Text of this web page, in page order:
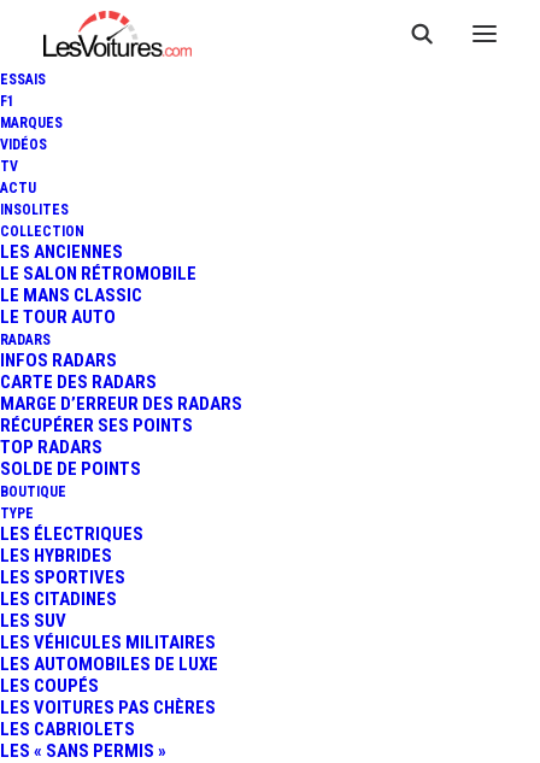
ESSAIS
F1
MARQUES
VIDÉOS
TV
ACTU
INSOLITES
COLLECTION
LES ANCIENNES
LE SALON RÉTROMOBILE
LE MANS CLASSIC
LE TOUR AUTO
RADARS
INFOS RADARS
CARTE DES RADARS
MARGE D’ERREUR DES RADARS
RÉCUPÉRER SES POINTS
TOP RADARS
SOLDE DE POINTS
BOUTIQUE
TYPE
LES ÉLECTRIQUES
LES HYBRIDES
LES SPORTIVES
LES CITADINES
LES SUV
LES VÉHICULES MILITAIRES
LES AUTOMOBILES DE LUXE
LES COUPÉS
LES VOITURES PAS CHÈRES
LES CABRIOLETS
LES « SANS PERMIS »
BERLINETTA TOURING : ÉLUE
LA PLUS PRESTIGIEUSE DES
3 Minutes